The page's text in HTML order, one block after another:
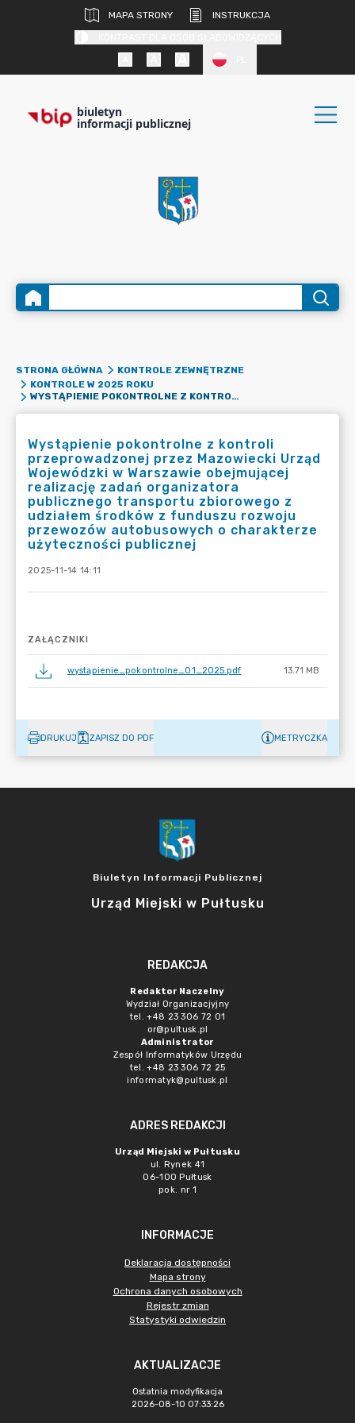
MAPA STRONY
INSTRUKCJA
biuletyn
informacji publicznej
STRONA GŁÓWNA
KONTROLE ZEWNĘTRZNE
KONTROLE W 2025 ROKU
WYSTĄPIENIE POKONTROLNE Z KONTROLI PRZEPROWADZONEJ PRZEZ MAZOWIECKI URZĄD WOJEWÓDZKI W WARSZAWIE OBEJMUJĄCEJ REALIZACJĘ ZADAŃ ORGANIZATORA PUBLICZNEGO TRANSPORTU ZBIOROWEGO Z UDZIAŁEM ŚRODKÓW Z FUNDUSZU ROZWOJU PRZEWOZÓW AUTOBUSOWYCH O CHARAKTERZE UŻYTECZNOŚCI PUBLICZNEJ
Wystąpienie pokontrolne z kontroli
przeprowadzonej przez Mazowiecki Urząd
Wojewódzki w Warszawie obejmującej
realizację zadań organizatora
publicznego transportu zbiorowego z
udziałem środków z funduszu rozwoju
przewozów autobusowych o charakterze
użyteczności publicznej
2025-11-14 14:11
ZAŁĄCZNIKI
wystąpienie_pokontrolne_01_2025.pdf 13.71 MB
DRUKUJ ZAPISZ DO PDF METRYCZKA
Biuletyn Informacji Publicznej
Urząd Miejski w Pułtusku
REDAKCJA
Redaktor Naczelny
Wydział Organizacjyjny
tel. +48 23 306 72 01
or@pultusk.pl
Administrator
Zespół Informatyków Urzędu
tel. +48 23 306 72 25
informatyk@pultusk.pl
ADRES REDAKCJI
Urząd Miejski w Pułtusku
ul. Rynek 41
06-100 Pułtusk
pok. nr 1
INFORMACJE
Deklaracja dostępności
Mapa strony
Ochrona danych osobowych
Rejestr zmian
Statystyki odwiedzin
AKTUALIZACJE
Ostatnia modyfikacja
2026-08-10 07:33:26